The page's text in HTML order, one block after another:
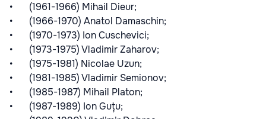
• (1961-1966) Mihail Dieur;
• (1966-1970) Anatol Damaschin;
• (1970-1973) Ion Cuschevici;
• (1973-1975) Vladimir Zaharov;
• (1975-1981) Nicolae Uzun;
• (1981-1985) Vladimir Semionov;
• (1985-1987) Mihail Platon;
• (1987-1989) Ion Guțu;